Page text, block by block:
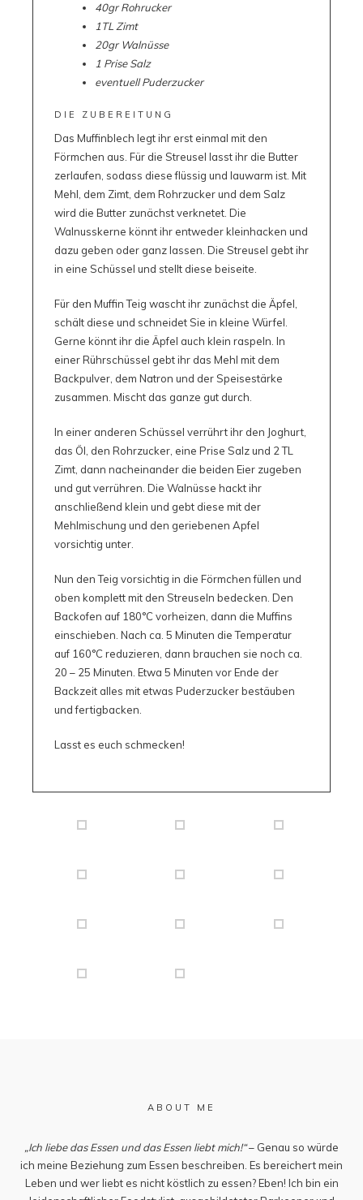
40gr Rohrucker
1TL Zimt
20gr Walnüsse
1 Prise Salz
eventuell Puderzucker
DIE ZUBEREITUNG
Das Muffinblech legt ihr erst einmal mit den
Förmchen aus. Für die Streusel lasst ihr die Butter
zerlaufen, sodass diese flüssig und lauwarm ist. Mit
Mehl, dem Zimt, dem Rohrzucker und dem Salz
wird die Butter zunächst verknetet. Die
Walnusskerne könnt ihr entweder kleinhacken und
dazu geben oder ganz lassen. Die Streusel gebt ihr
in eine Schüssel und stellt diese beiseite.
Für den Muffin Teig wascht ihr zunächst die Äpfel,
schält diese und schneidet Sie in kleine Würfel.
Gerne könnt ihr die Äpfel auch klein raspeln. In
einer Rührschüssel gebt ihr das Mehl mit dem
Backpulver, dem Natron und der Speisestärke
zusammen. Mischt das ganze gut durch.
In einer anderen Schüssel verrührt ihr den Joghurt,
das Öl, den Rohrzucker, eine Prise Salz und 2 TL
Zimt, dann nacheinander die beiden Eier zugeben
und gut verrühren. Die Walnüsse hackt ihr
anschließend klein und gebt diese mit der
Mehlmischung und den geriebenen Apfel
vorsichtig unter.
Nun den Teig vorsichtig in die Förmchen füllen und
oben komplett mit den Streuseln bedecken. Den
Backofen auf 180°C vorheizen, dann die Muffins
einschieben. Nach ca. 5 Minuten die Temperatur
auf 160°C reduzieren, dann brauchen sie noch ca.
20 – 25 Minuten. Etwa 5 Minuten vor Ende der
Backzeit alles mit etwas Puderzucker bestäuben
und fertigbacken.
Lasst es euch schmecken!
ABOUT ME
„Ich liebe das Essen und das Essen liebt mich!“– Genau so würde
ich meine Beziehung zum Essen beschreiben. Es bereichert mein
Leben und wer liebt es nicht köstlich zu essen? Eben! Ich bin ein